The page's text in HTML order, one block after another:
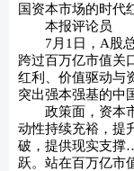
国资本市场的时
本报评论员
7月1日，A股
跨过百万亿市值关
红利、价值驱动与
突出强本强基的中
政策面，资本
动性持续充裕，提
破，提供现实支
跃。站在百万亿市